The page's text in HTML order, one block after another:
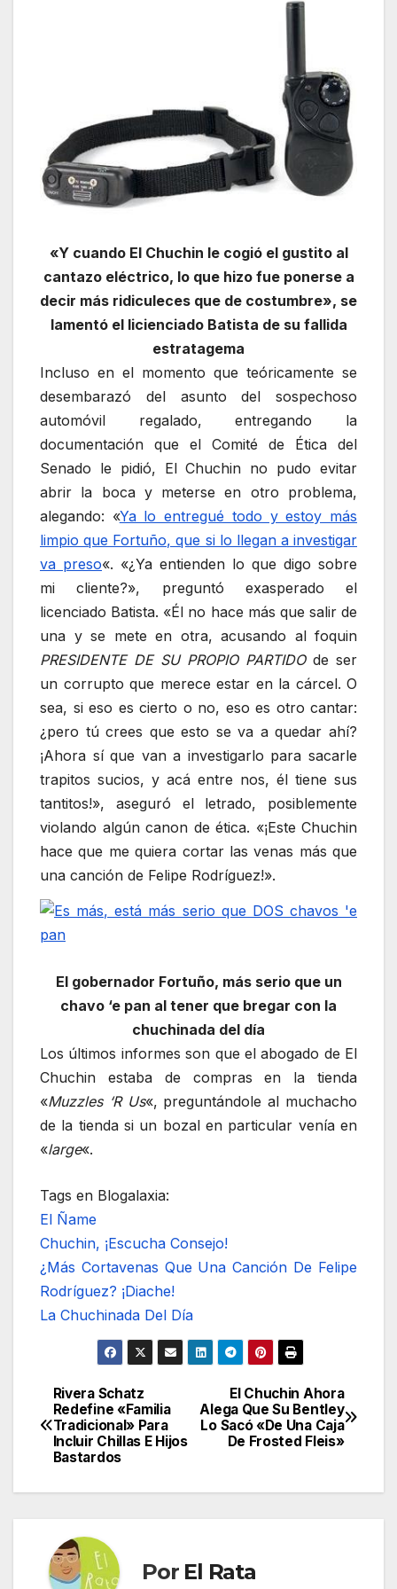
«Y cuando El Chuchin le cogió el gustito al
cantazo eléctrico, lo que hizo fue ponerse a
decir más ridiculeces que de costumbre», se
lamentó el licienciado Batista de su fallida
estratagema
Incluso en el momento que teóricamente se
desembarazó del asunto del sospechoso
automóvil regalado, entregando la
documentación que el Comité de Ética del
Senado le pidió, El Chuchin no pudo evitar
abrir la boca y meterse en otro problema,
alegando: «Ya lo entregué todo y estoy más
limpio que Fortuño, que si lo llegan a investigar
va preso«. «¿Ya entienden lo que digo sobre
mi cliente?», preguntó exasperado el
licenciado Batista. «Él no hace más que salir de
una y se mete en otra, acusando al foquin
PRESIDENTE DE SU PROPIO PARTIDOde ser
un corrupto que merece estar en la cárcel. O
sea, si eso es cierto o no, eso es otro cantar:
¿pero tú crees que esto se va a quedar ahí?
¡Ahora sí que van a investigarlo para sacarle
trapitos sucios, y acá entre nos, él tiene sus
tantitos!», aseguró el letrado, posiblemente
violando algún canon de ética. «¡Este Chuchin
hace que me quiera cortar las venas más que
una canción de Felipe Rodríguez!».
El gobernador Fortuño, más serio que un
chavo ‘e pan al tener que bregar con la
chuchinada del día
Los últimos informes son que el abogado de El
Chuchin estaba de compras en la tienda
«Muzzles ‘R Us«, preguntándole al muchacho
de la tienda si un bozal en particular venía en
«large«.
Tags en Blogalaxia:
El Ñame
Chuchin, ¡Escucha Consejo!
¿Más Cortavenas Que Una Canción De Felipe
Rodríguez? ¡Diache!
La Chuchinada Del Día
Navegación
de
El Chuchin Ahora
Alega Que Su Bentley
Lo Sacó «De Una Caja
De Frosted Fleis»
Rivera Schatz
Redefine «Familia
Tradicional» Para
Incluir Chillas E Hijos
Bastardos
Por El Rata